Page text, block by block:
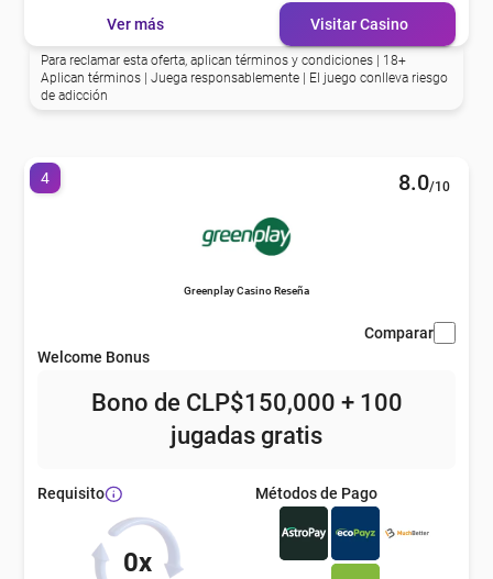
Visitar Casino
Ver más
Para reclamar esta oferta, aplican términos y condiciones | 18+
Aplican términos | Juega responsablemente | El juego conlleva riesgo
de adicción
4
Greenplay Casino Reseña
8.0/10
Welcome Bonus
Bono de CLP$150,000 + 100
jugadas gratis
Métodos de Pago
Requisito
0x
Comparar